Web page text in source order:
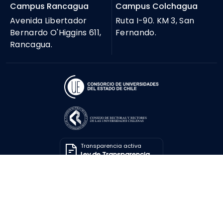
Campus Rancagua
Avenida Libertador
Bernardo O'Higgins 611,
Rancagua.
Campus Colchagua
Ruta I-90. KM 3, San
Fernando.
Transparencia activa
Ley de Transparencia